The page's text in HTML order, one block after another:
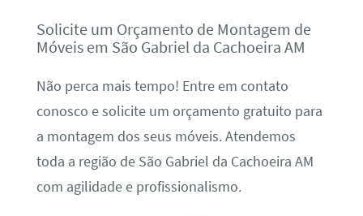
Solicite um Orçamento de Montagem de
Móveis em São Gabriel da Cachoeira AM
Não perca mais tempo! Entre em contato
conosco e solicite um orçamento gratuito para
a montagem dos seus móveis. Atendemos
toda a região de São Gabriel da Cachoeira AM
com agilidade e profissionalismo.